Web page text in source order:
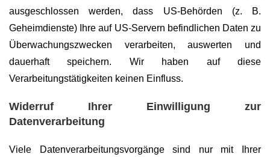
ausgeschlossen werden, dass US-Behörden (z. B.
Geheimdienste) Ihre auf US-Servern befindlichen Daten zu
Überwachungszwecken verarbeiten, auswerten und
dauerhaft speichern. Wir haben auf diese
Verarbeitungstätigkeiten keinen Einfluss.
Widerruf Ihrer Einwilligung zur
Datenverarbeitung
Viele Datenverarbeitungsvorgänge sind nur mit Ihrer